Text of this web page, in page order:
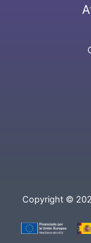
Copyright ©